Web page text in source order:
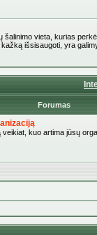
vieta, kurias
išsisaugoti, yra
Forumas
kuo artima jūsų